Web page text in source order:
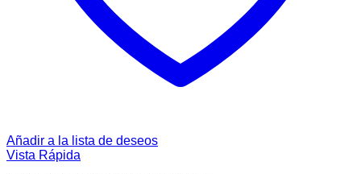
Añadir a la lista de deseos
Vista Rápida